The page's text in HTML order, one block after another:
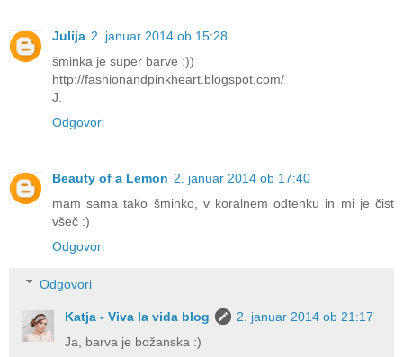
Julija 2. januar 2014 ob 15:28
šminka je super barve :))
http://fashionandpinkheart.blogspot.com/
J.
Odgovori
Beauty of a Lemon 2. januar 2014 ob 17:40
mam sama tako šminko, v koralnem odtenku in mi je čist
všeč :)
Odgovori
Odgovori
Katja - Viva la vida blog
2. januar 2014 ob 21:17
Ja, barva je božanska :)